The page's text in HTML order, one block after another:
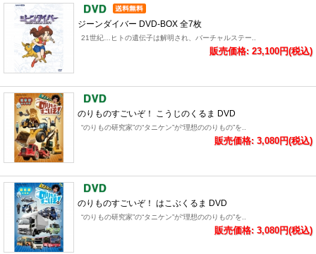
ジーンダイバー DVD-BOX 全7枚
21世紀…ヒトの遺伝子は解明され、バーチャルステー..
販売価格: 23,100円(税込)
のりものすごいぞ！ こうじのくるま DVD
“のりもの研究家”の“タニケン”が“理想ののりもの”を..
販売価格: 3,080円(税込)
のりものすごいぞ！ はこぶくるま DVD
“のりもの研究家”の“タニケン”が“理想ののりもの”を..
販売価格: 3,080円(税込)